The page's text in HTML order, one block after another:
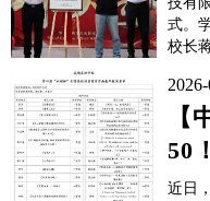
公
式。
校长
有限
关负
4月
AI大
【
50
全
近日